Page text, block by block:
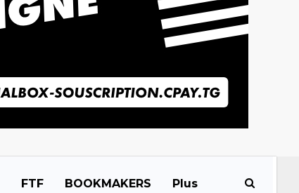
FTF BOOKMAKERS Plus